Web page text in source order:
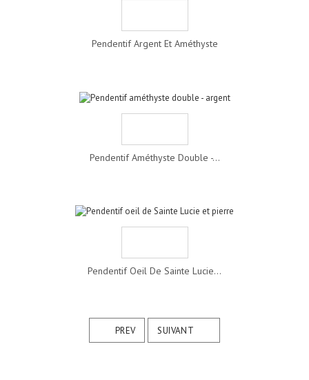
Pendentif Argent Et Améthyste
Pendentif Améthyste Double -...
Pendentif Oeil De Sainte Lucie...
PREV SUIVANT